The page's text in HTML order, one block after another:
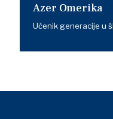
Azer Omerika
Učenik generacije u